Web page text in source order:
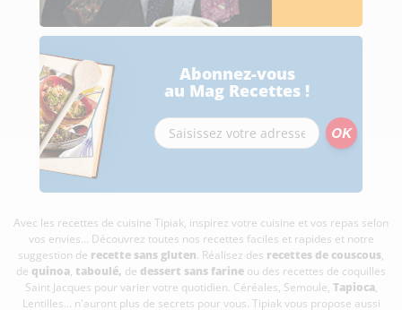
Abonnez-vous
au Mag Recettes !
Avec les recettes de cuisine Tipiak, inspirez votre cuisine et vos repas selon
vos envies... Découvrez toutes nos recettes faciles et rapides et notre
suggestion de recette sans gluten. Réalisez des recettes de couscous,
de quinoa, taboulé, de dessert sans farine ou des recettes de coquilles
Saint Jacques pour varier votre quotidien. Céréales, Semoule, Tapioca,
Lentilles... n'auront plus de secrets pour vous. Tipiak vous propose aussi